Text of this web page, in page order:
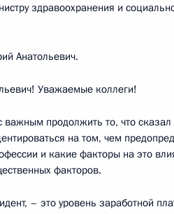
выступил на заседании
12:00 Санкт-Петербург
года, четверг
Госсовета по
17:00 Дзержинск, Нижегородская
здравоохранения и
Анатольевич.
Уважаемые коллеги!
важным продолжить то, что
на том, чем
и какие факторы на это
факторов.
– это уровень заработной